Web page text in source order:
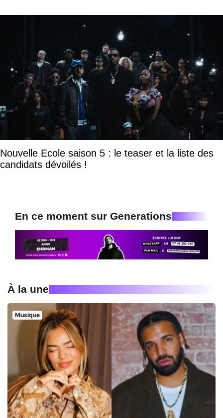
Nouvelle Ecole saison 5 : le teaser et la liste des
candidats dévoilés !
En ce moment sur Generations
À la une
Musique